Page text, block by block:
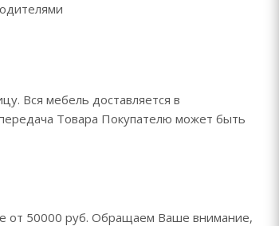
Вся мебель доставляется в
Товара Покупателю может быть
от 50000 руб. Обращаем Ваше внимание,